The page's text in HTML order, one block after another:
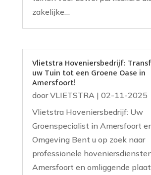
zakelijke…
Vlietstra Hoveniersbedrijf:
uw Tuin tot een Groene Oase in
Amersfoort!
doorVLIETSTRA| 02-11-2025
Vlietstra Hoveniersbedrijf: Uw
Groenspecialist in Amersfoort
Omgeving Bent u op zoek naar
professionele
Amersfoort en omliggende